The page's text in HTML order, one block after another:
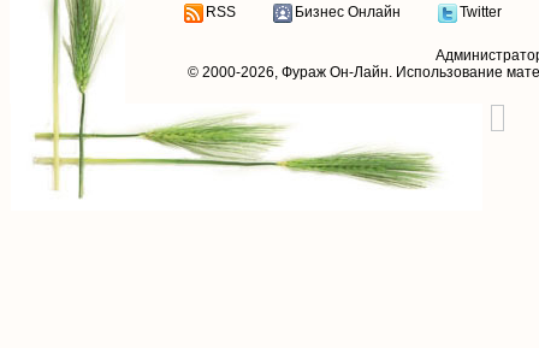
RSS Бизнес Онлайн Twitter
© 2000-2026, Фураж Он-Лайн. Использование